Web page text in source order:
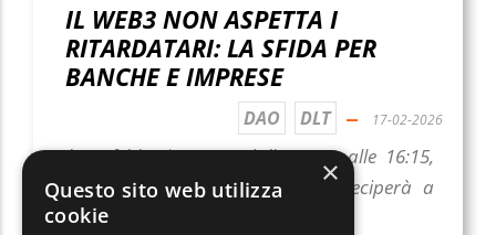
IL WEB3 NON ASPETTA I
RITARDATARI: LA SFIDA PER
BANCHE E IMPRESE
DAO DLT 17-02-2026
Il 24 febbraio 2026, dalle 16:00 alle 16:15,
Mariano Giovanni Carozzi
parteciperà a
Casa Sanremo Invest
×
Questo sito web utilizza
cookie